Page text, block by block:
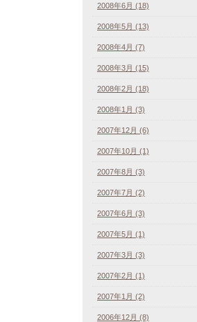
2008年6月 (18)
2008年5月 (13)
2008年4月 (7)
2008年3月 (15)
2008年2月 (18)
2008年1月 (3)
2007年12月 (6)
2007年10月 (1)
2007年8月 (3)
2007年7月 (2)
2007年6月 (3)
2007年5月 (1)
2007年3月 (3)
2007年2月 (1)
2007年1月 (2)
2006年12月 (8)